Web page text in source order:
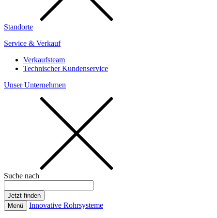
Standorte
Service & Verkauf
Verkaufsteam
Technischer Kundenservice
Unser Unternehmen
Suche nach
Menü Innovative Rohrsysteme